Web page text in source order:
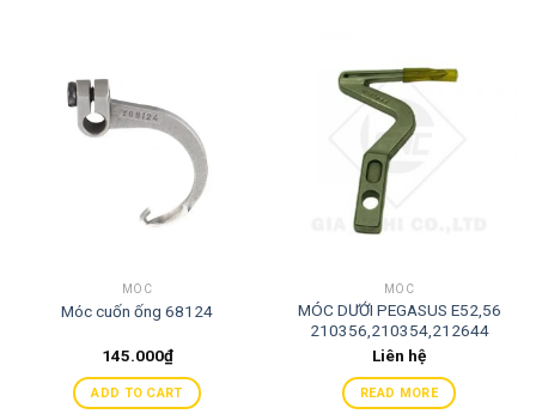
MÓC
Móc cuốn ống 68124
145.000₫
ADD TO CART
MÓC
MÓC DƯỚI PEGASUS E52,56
210356,210354,212644
Liên hệ
READ MORE